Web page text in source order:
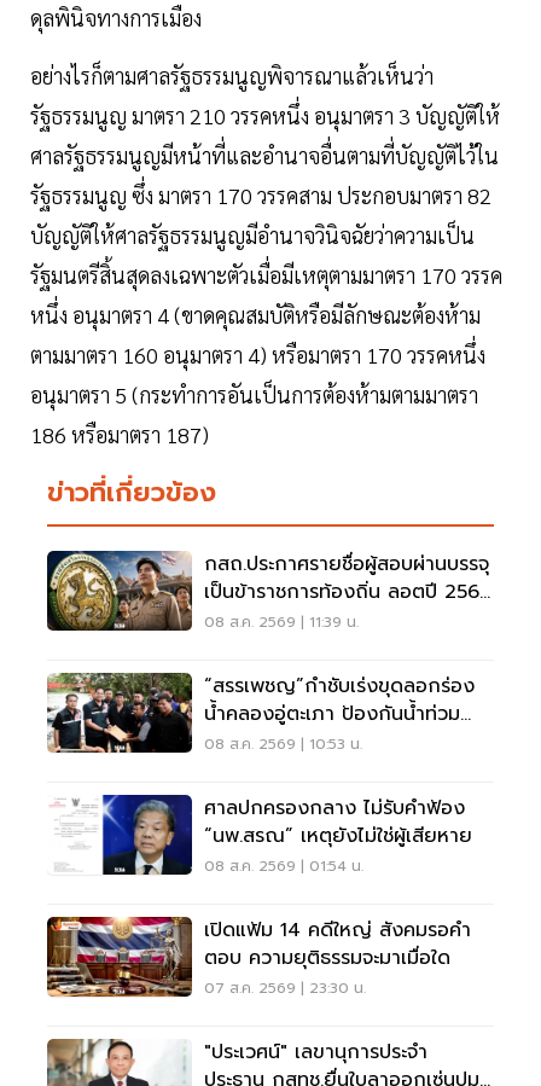
ดุลพินิจทางการเมือง
อย่างไรก็ตามศาลรัฐธรรมนูญพิจารณาแล้วเห็นว่า
รัฐธรรมนูญ มาตรา 210 วรรคหนึ่ง อนุมาตรา 3 บัญญัติให้
ศาลรัฐธรรมนูญมีหน้าที่และอำนาจอื่นตามที่บัญญัติไว้ใน
รัฐธรรมนูญ ซึ่ง มาตรา 170 วรรคสาม ประกอบมาตรา 82
บัญญัติให้ศาลรัฐธรรมนูญมีอำนาจวินิจฉัยว่าความเป็น
รัฐมนตรีสิ้นสุดลงเฉพาะตัวเมื่อมีเหตุตามมาตรา 170 วรรค
หนึ่ง อนุมาตรา 4 (ขาดคุณสมบัติหรือมีลักษณะต้องห้าม
ตามมาตรา 160 อนุมาตรา 4) หรือมาตรา 170 วรรคหนึ่ง
อนุมาตรา 5 (กระทำการอันเป็นการต้องห้ามตามมาตรา
186 หรือมาตรา 187)
ข่าวที่เกี่ยวข้อง
กสถ.ประกาศรายชื่อผู้สอบผ่านบรรจุ
เป็นข้าราชการท้องถิ่น ลอตปี 2568
ใหม่
08 ส.ค. 2569 | 11:39 น.
“สรรเพชญ”กำชับเร่งขุดลอกร่อง
น้ำคลองอู่ตะเภา ป้องกันน้ำท่วม
สงขลา
08 ส.ค. 2569 | 10:53 น.
ศาลปกครองกลาง ไม่รับคำฟ้อง
“นพ.สรณ” เหตุยังไม่ใช่ผู้เสียหาย
08 ส.ค. 2569 | 01:54 น.
เปิดแฟ้ม 14 คดีใหญ่ สังคมรอคำ
ตอบ ความยุติธรรมจะมาเมื่อใด
07 ส.ค. 2569 | 23:30 น.
"ประเวศน์" เลขานุการประจำ
ประธาน กสทช.ยื่นใบลาออกเซ่นปม